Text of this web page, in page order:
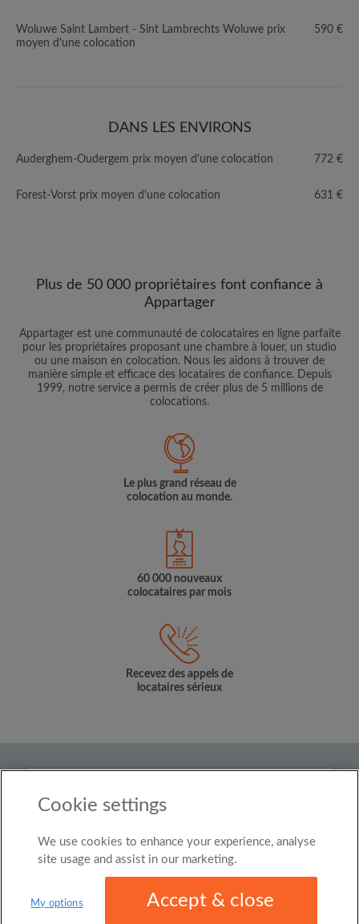
Woluwe Saint Lambert - Sint Lambrechts Woluwe prix
moyen d'une colocation
590 €
DANS LES ENVIRONS
Auderghem-Oudergem prix moyen d'une colocation 772 €
Forest-Vorst prix moyen d'une colocation 631 €
Plus de 50 000 propriétaires font confiance à
Appartager
Appartager est une communauté de colocataires en ligne parfaite
pour les propriétaires proposant une chambre à louer, un studio
ou une maison en colocation. Nous les aidons à trouver de
manière simple et efficace des locataires de confiance. Depuis
1999, notre service a permis de créer plus de 5 millions de
colocations.
Le plus grand réseau de
colocation au monde.
60 000 nouveaux
colocataires par mois
Recevez des appels de
locataires sérieux
Belgium
© Roomgo Limited 2025 - 21 Market Place, Stockport,
United Kingdom, SK1 1EU
Cookie settings
We use cookies to enhance your experience, analyse
site usage and assist in our marketing.
My options Accept & close